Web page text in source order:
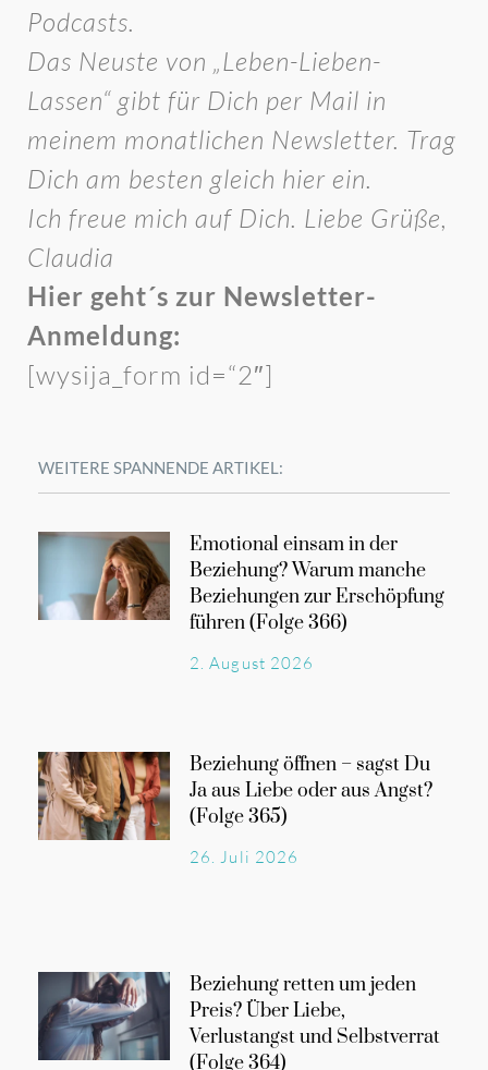
Podcasts.
Das Neuste von „Leben-Lieben-
Lassen“ gibt für Dich per Mail in
meinem monatlichen Newsletter. Trag
Dich am besten gleich hier ein.
Ich freue mich auf Dich. Liebe Grüße,
Claudia
Hier geht´s zur Newsletter-
Anmeldung:
[wysija_form id=“2″]
WEITERE SPANNENDE ARTIKEL:
Emotional einsam in der
Beziehung? Warum manche
Beziehungen zur Erschöpfung
führen (Folge 366)
2. August 2026
Beziehung öffnen – sagst Du
Ja aus Liebe oder aus Angst?
(Folge 365)
26. Juli 2026
Beziehung retten um jeden
Preis? Über Liebe,
Verlustangst und Selbstverrat
(Folge 364)